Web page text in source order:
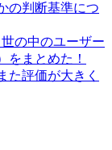
の判断基準につ
の中のユーザー
をまとめた！
た評価が大きく